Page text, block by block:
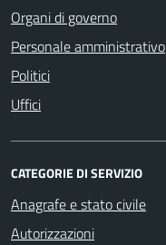
Organi di governo
Personale amministrativo
Politici
Uffici
CATEGORIE DI SERVIZIO
Anagrafe e stato civile
Autorizzazioni